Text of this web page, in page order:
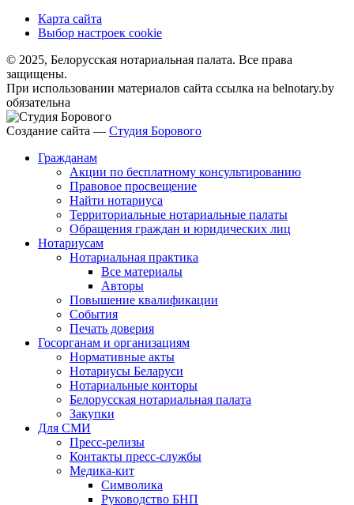
Карта сайта
Выбор настроек cookie
© 2025, Белорусская нотариальная палата. Все права
защищены.
При использовании материалов сайта ссылка на belnotary.by
обязательна
Создание сайта — Студия Борового
Гражданам
Акции по бесплатному консультированию
Правовое просвещение
Найти нотариуса
Территориальные нотариальные палаты
Обращения граждан и юридических лиц
Нотариусам
Нотариальная практика
Все материалы
Авторы
Повышение квалификации
События
Печать доверия
Госорганам и организациям
Нормативные акты
Нотариусы Беларуси
Нотариальные конторы
Белорусская нотариальная палата
Закупки
Для СМИ
Пресс-релизы
Контакты пресс-службы
Медика-кит
Символика
Руководство БНП